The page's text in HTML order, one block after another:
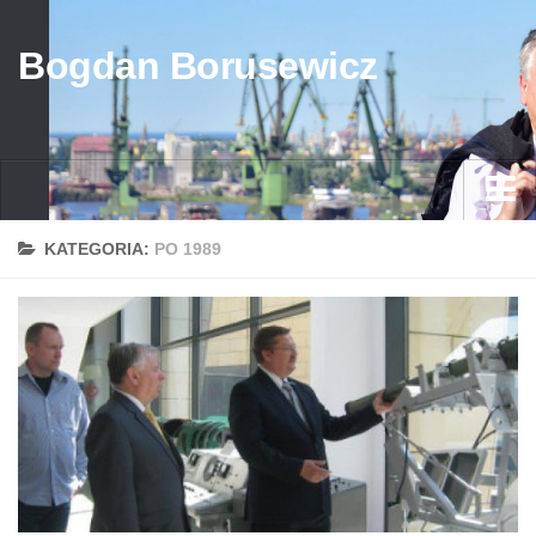
Bogdan Borusewicz
Aktualności
przed 1989
po 1989
Media
Galeria
Życiorys
KATEGORIA: PO 1989